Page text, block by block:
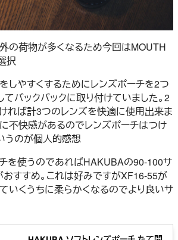
の荷物が多くなるため今回はMOUTH
択
しやすくするためにレンズポーチを2つ
てバックパックに取り付けていました。2
れば計3つのレンズを快適に使用出来ま
不快感があるのでレンズポーチはつけ
うのが個人的感想
を使うのであればHAKUBAの90-100サ
すすめ。これは好みですがXF16-55が
ていくうちに柔らかくなるのでより良いサ